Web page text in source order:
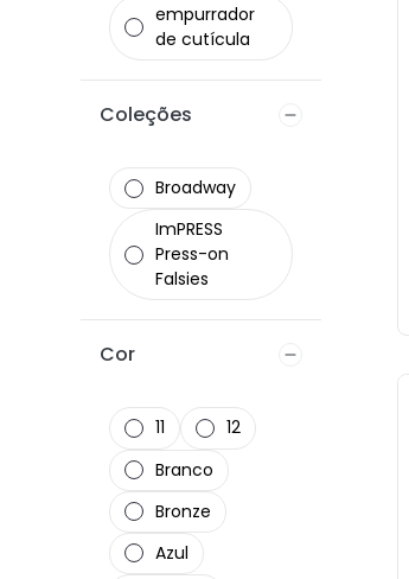
Lip Tint
empurrador
de cutícula
Coleções
Broadway
ImPRESS
Press-on
Falsies
Cor
11
12
Branco
Bronze
Azul